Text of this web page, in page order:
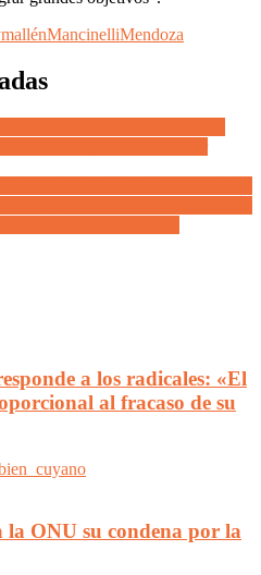
MancinelliMendoza
a los radicales: «El
al fracaso de su
ONU su condena por la